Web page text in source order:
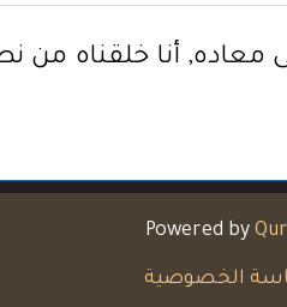
معاده, أنا خلقناه من
Powered by
الخصوصية